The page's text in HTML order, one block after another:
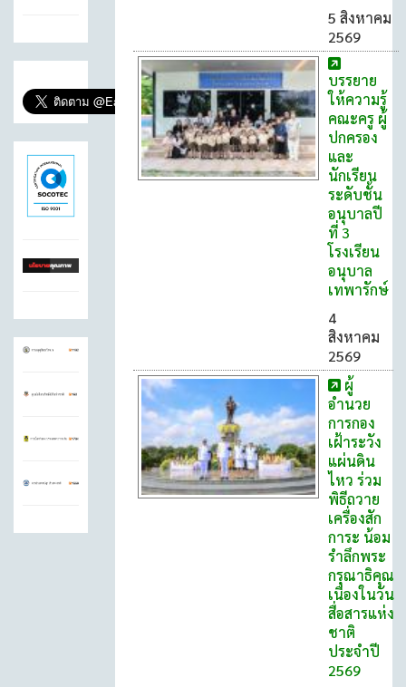
5 สิงหาคม
2569
บรรยาย
ให้ความรู้
คณะครู ผู้
ปกครอง
และ
นักเรียน
ระดับชั้น
อนุบาลปี
ที่ 3
โรงเรียน
อนุบาล
เทพารักษ์
4
สิงหาคม
2569
ผู้
อำนวย
การกอง
เฝ้าระวัง
แผ่นดิน
ไหว ร่วม
พิธีถวาย
เครื่องสัก
การะ น้อม
รำลึกพระ
กรุณาธิคุณ
เนื่องในวัน
สื่อสารแห่ง
ชาติ
ประจำปี
2569